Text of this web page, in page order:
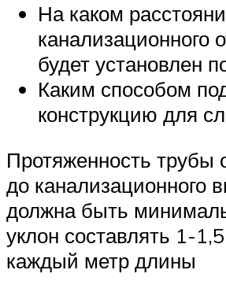
На каком
канализационного
будет установлен
Каким способом
конструкцию для
Протяженность трубы
до канализационного
должна быть
уклон составлять 1-
каждый метр длины